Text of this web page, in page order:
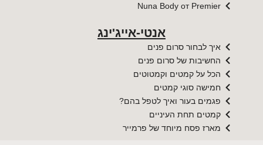
Nuna Body от Premier​​
אנטי-אייג'ינג
איך לבחור סרום פנים
החשיבות של סרום פנים
הכל על קמטים וקמטוטים
חמישה סוגי קמטים
פגמים בעור ואיך לטפל בהם?
קמטים תחת העיניים
מארז פסח מיוחד של פרמייר